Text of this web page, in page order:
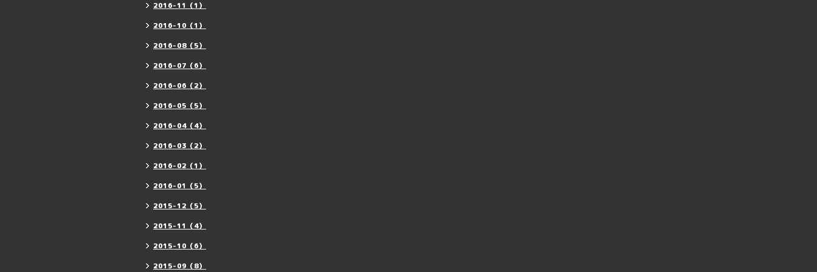
2016-11（1）
2016-10（1）
2016-08（5）
2016-07（6）
2016-06（2）
2016-05（5）
2016-04（4）
2016-03（2）
2016-02（1）
2016-01（5）
2015-12（5）
2015-11（4）
2015-10（6）
2015-09（8）